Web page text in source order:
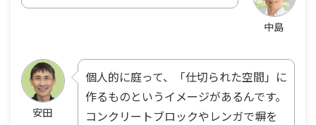
中島
安田
個人的に庭って、「仕切られた空間」に
作るものというイメージがあるんです。
コンクリートブロックやレンガで塀を